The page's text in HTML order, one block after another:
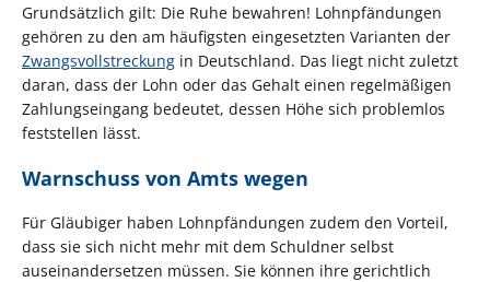
Grundsätzlich gilt: Die Ruhe bewahren! Lohnpfändungen
gehören zu den am häufigsten eingesetzten Varianten der
Zwangsvollstreckung in Deutschland. Das liegt nicht zuletzt
daran, dass der Lohn oder das Gehalt einen regelmäßigen
Zahlungseingang bedeutet, dessen Höhe sich problemlos
feststellen lässt.
Warnschuss von Amts wegen
Für Gläubiger haben Lohnpfändungen zudem den Vorteil,
dass sie sich nicht mehr mit dem Schuldner selbst
auseinandersetzen müssen. Sie können ihre gerichtlich